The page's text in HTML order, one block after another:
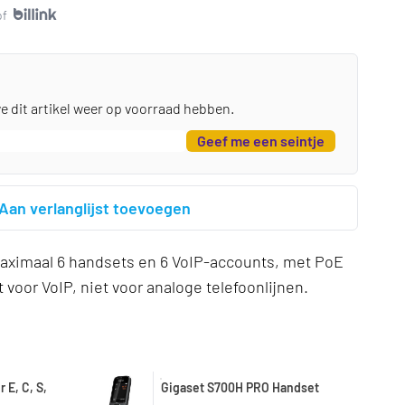
dit artikel weer op voorraad hebben.
Geef me een seintje
Aan verlanglijst toevoegen
6 handsets en 6 VoIP-accounts, met PoE
VoIP, niet voor analoge telefoonlijnen.
E, C, S,
Gigaset S700H PRO Handset